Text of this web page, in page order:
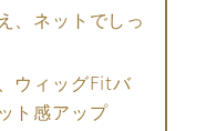
、ネットでしっ
ウィッグFitバ
ト感アップ